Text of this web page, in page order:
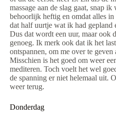
massage aan de slag gaat, snap
behoorlijk heftig en omdat alles
dat half uurtje wat ik had gepland
Dus dat wordt een uur, maar ook
genoeg. Ik merk ook dat ik het
ontspannen, om me over te geven
Misschien is het goed om weer
mediteren. Toch voelt het wel
de spanning er niet helemaal uit.
weer terug.
Donderdag